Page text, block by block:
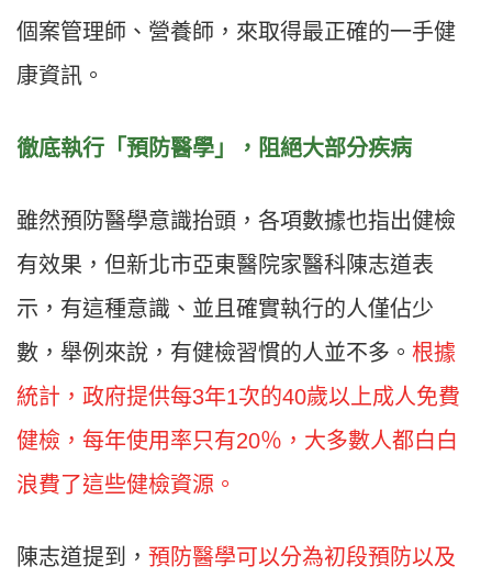
個案管理師、營養師，來取得最正確的一手健
康資訊。
徹底執行「預防醫學」，阻絕大部分疾病
雖然預防醫學意識抬頭，各項數據也指出健檢
有效果，但新北市亞東醫院家醫科陳志道表
示，有這種意識、並且確實執行的人僅佔少
數，舉例來說，有健檢習慣的人並不多。 根據
統計，政府提供每3年1次的40歲以上成人免費
健檢，每年使用率只有20％，大多數人都白白
浪費了這些健檢資源。
陳志道提到， 預防醫學可以分為初段預防以及